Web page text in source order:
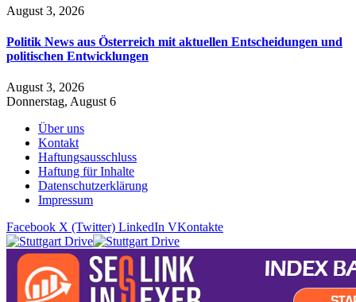
August 3, 2026
Politik News aus Österreich mit aktuellen Entscheidungen und
politischen Entwicklungen
August 3, 2026
Donnerstag, August 6
Über uns
Kontakt
Haftungsausschluss
Haftung für Inhalte
Datenschutzerklärung
Impressum
Facebook X (Twitter) LinkedIn VKontakte